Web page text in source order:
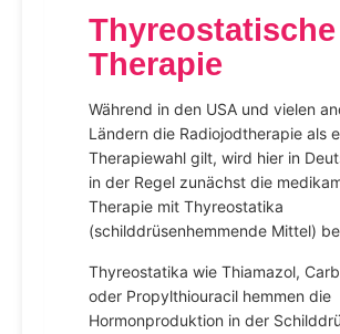
Thyreostatische
Therapie
Während in den USA und vielen
Ländern die Radiojodtherapie als
Therapiewahl gilt, wird hier in
in der Regel zunächst die
Therapie mit Thyreostatika
(schilddrüsenhemmende Mittel)
Thyreostatika wie Thiamazol,
oder Propylthiouracil hemmen die
Hormonproduktion in der